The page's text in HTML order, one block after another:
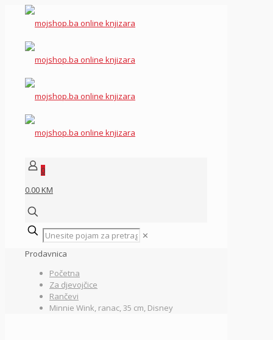
0
0.00 KM
✕
Prodavnica
Početna
Za djevojčice
Rančevi
Minnie Wink, ranac, 35 cm, Disney